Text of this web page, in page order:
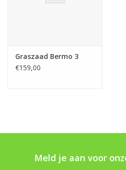
Graszaad Bermo 3
€159,00
Meld je aan voor